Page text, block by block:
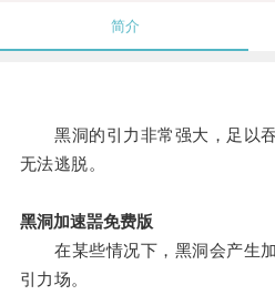
简介
黑洞的引力非常强大，足以吞
无法逃脱。
黑洞加速噐免费版
在某些情况下，黑洞会产生加
引力场。